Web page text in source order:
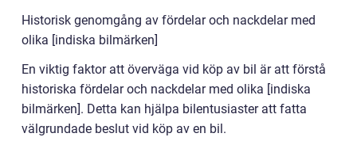
Historisk genomgång av fördelar och nackdelar med
olika [indiska bilmärken]
En viktig faktor att överväga vid köp av bil är att förstå
historiska fördelar och nackdelar med olika [indiska
bilmärken]. Detta kan hjälpa bilentusiaster att fatta
välgrundade beslut vid köp av en bil.